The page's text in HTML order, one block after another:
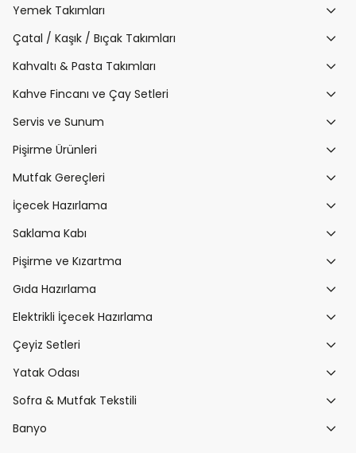
Yemek Takımları
Çatal / Kaşık / Bıçak Takımları
Kahvaltı & Pasta Takımları
Kahve Fincanı ve Çay Setleri
Servis ve Sunum
Pişirme Ürünleri
Mutfak Gereçleri
İçecek Hazırlama
Saklama Kabı
Pişirme ve Kızartma
Gıda Hazırlama
Elektrikli İçecek Hazırlama
Çeyiz Setleri
Yatak Odası
Sofra & Mutfak Tekstili
Banyo